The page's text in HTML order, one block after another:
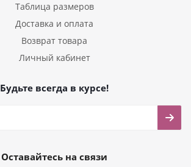
Таблица размеров
Доставка и оплата
Возврат товара
Личный кабинет
Будьте всегда в курсе!
Оставайтесь на связи